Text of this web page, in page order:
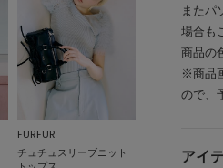
またパ
場合も
商品の
※商品
ので、
アイ
FURFUR
チュチュスリーブニット